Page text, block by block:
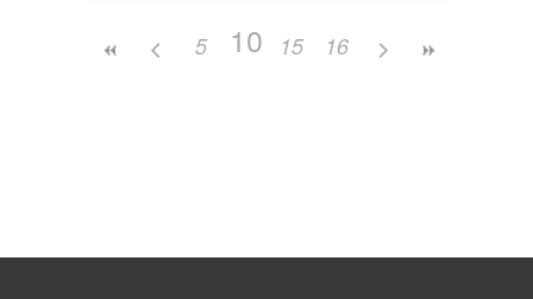
5 10 15 16